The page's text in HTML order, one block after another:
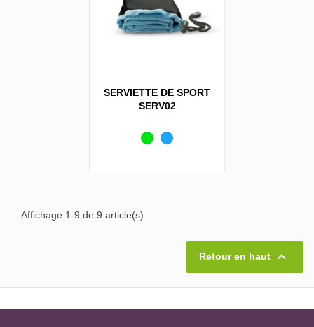
SERVIETTE DE SPORT
SERV02
Vert Bleu
Affichage 1-9 de 9 article(s)
Retour en haut 